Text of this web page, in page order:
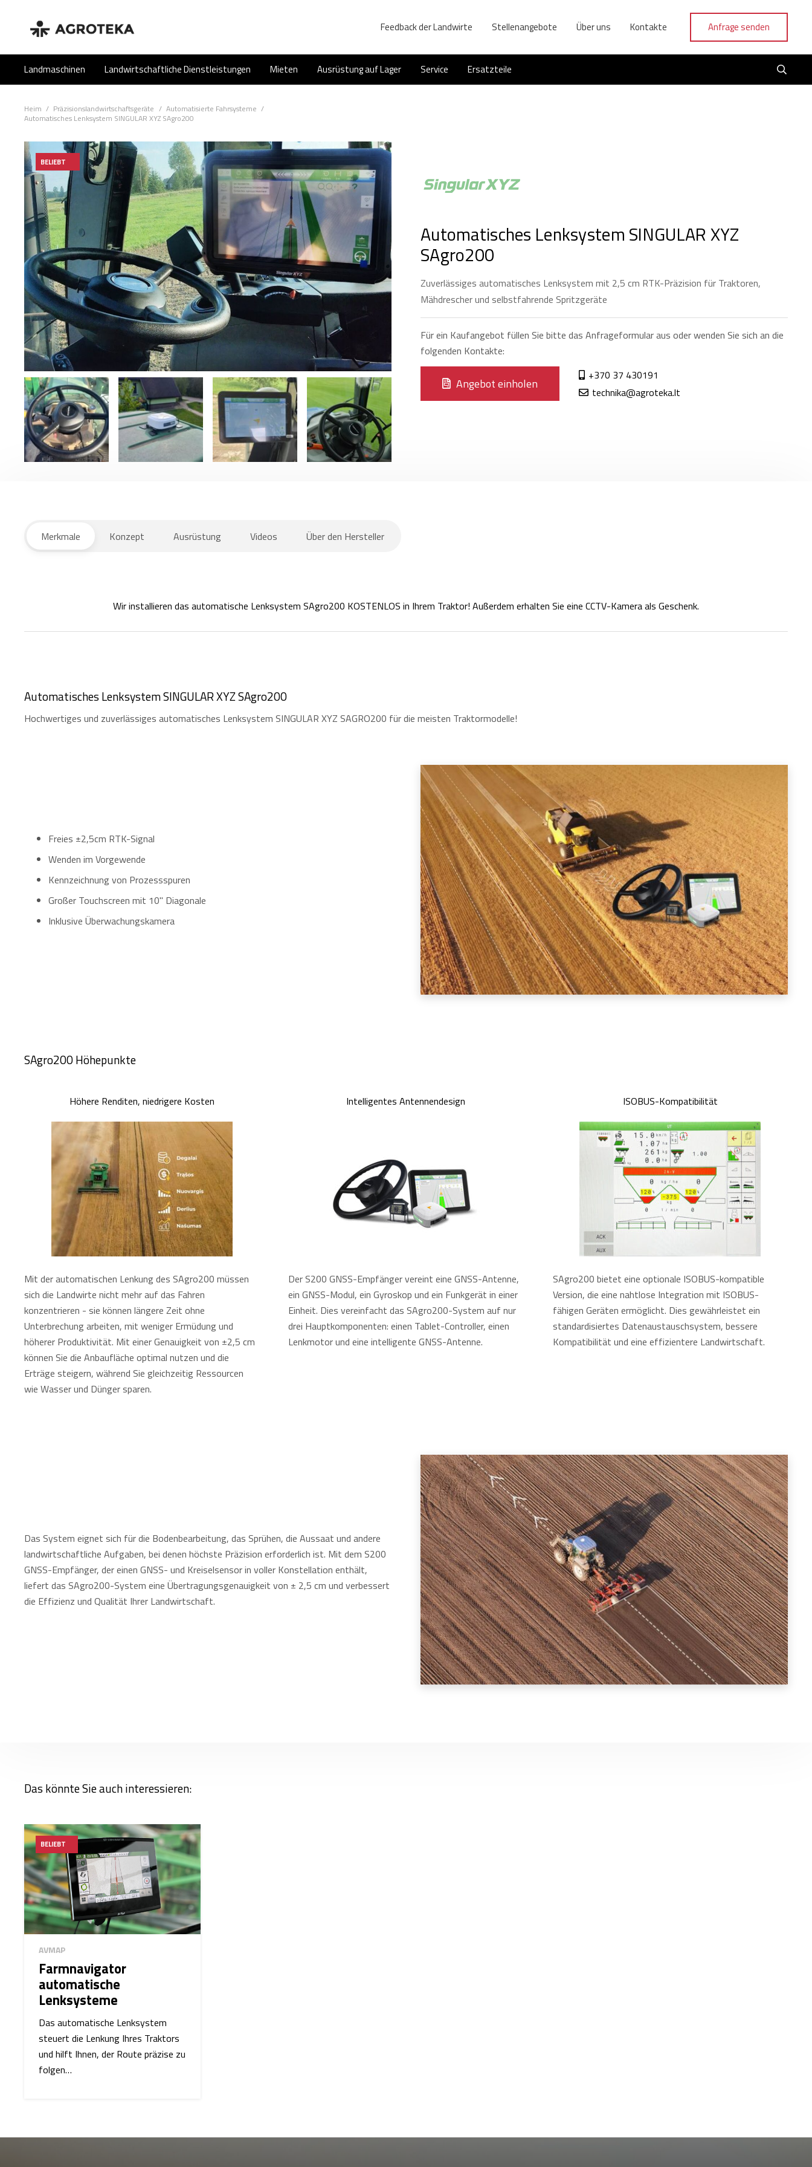
Feedback der Landwirte Stellenangebote Über uns Kontakte Anfrage senden
Landmaschinen Landwirtschaftliche Dienstleistungen Mieten Ausrüstung auf Lager Service Ersatzteile
Heim / Präzisionslandwirtschaftsgeräte / Automatisierte Fahrsysteme /
Automatisches Lenksystem SINGULAR XYZ SAgro200
BELIEBT
Automatisches Lenksystem SINGULAR XYZ
SAgro200
Zuverlässiges automatisches Lenksystem mit 2,5 cm RTK-Präzision für Traktoren,
Mähdrescher und selbstfahrende Spritzgeräte
Für ein Kaufangebot füllen Sie bitte das Anfrageformular aus oder wenden Sie sich an die
folgenden Kontakte:
Angebot einholen
+370 37 430191
technika@agroteka.lt
Merkmale Konzept Ausrüstung Videos Über den Hersteller
Wir installieren das automatische Lenksystem SAgro200 KOSTENLOS in Ihrem Traktor! Außerdem erhalten Sie eine CCTV-Kamera als Geschenk.
Automatisches Lenksystem SINGULAR XYZ SAgro200
Hochwertiges und zuverlässiges automatisches Lenksystem SINGULAR XYZ SAGRO200 für die meisten Traktormodelle!
Freies ±2,5cm RTK-Signal
Wenden im Vorgewende
Kennzeichnung von Prozessspuren
Großer Touchscreen mit 10" Diagonale
Inklusive Überwachungskamera
SAgro200 Höhepunkte
Höhere Renditen, niedrigere Kosten
Mit der automatischen Lenkung des SAgro200 müssen
sich die Landwirte nicht mehr auf das Fahren
konzentrieren - sie können längere Zeit ohne
Unterbrechung arbeiten, mit weniger Ermüdung und
höherer Produktivität. Mit einer Genauigkeit von ±2,5 cm
können Sie die Anbaufläche optimal nutzen und die
Erträge steigern, während Sie gleichzeitig Ressourcen
wie Wasser und Dünger sparen.
Intelligentes Antennendesign
Der S200 GNSS-Empfänger vereint eine GNSS-Antenne,
ein GNSS-Modul, ein Gyroskop und ein Funkgerät in einer
Einheit. Dies vereinfacht das SAgro200-System auf nur
drei Hauptkomponenten: einen Tablet-Controller, einen
Lenkmotor und eine intelligente GNSS-Antenne.
ISOBUS-Kompatibilität
SAgro200 bietet eine optionale ISOBUS-kompatible
Version, die eine nahtlose Integration mit ISOBUS-
fähigen Geräten ermöglicht. Dies gewährleistet ein
standardisiertes Datenaustauschsystem, bessere
Kompatibilität und eine effizientere Landwirtschaft.
Das System eignet sich für die Bodenbearbeitung, das Sprühen, die Aussaat und andere
landwirtschaftliche Aufgaben, bei denen höchste Präzision erforderlich ist. Mit dem S200
GNSS-Empfänger, der einen GNSS- und Kreiselsensor in voller Konstellation enthält,
liefert das SAgro200-System eine Übertragungsgenauigkeit von ± 2,5 cm und verbessert
die Effizienz und Qualität Ihrer Landwirtschaft.
Das könnte Sie auch interessieren:
BELIEBT
AVMAP
Farmnavigator
automatische
Lenksysteme
Das automatische Lenksystem
steuert die Lenkung Ihres Traktors
und hilft Ihnen, der Route präzise zu
folgen…